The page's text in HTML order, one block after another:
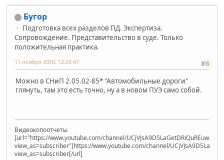
Бугор
Подготовка всех разделов ПД. Экспертиза.
Сопровождение. Представительство в суде. Только
положительная практика.
#6
11 ноября 2010, 12:26:47
Можно в СНиП 2.05.02-85* "Автомобильные дороги"
глянуть, там это есть точно, ну а в новом ПУЭ само собой.
Видеокопоотчеты
[url="https://www.youtube.com/channel/UCjVJsA9D5LaGetDRiQuREuw/
view_as=subscriber"]https://www.youtube.com/channel/
view_as=subscriber[/url]